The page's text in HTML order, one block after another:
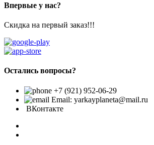
Впервые у нас?
Скидка на первый заказ!!!
Остались вопросы?
+7 (921) 952-06-29
Email: yarkayplaneta@mail.ru
ВКонтакте